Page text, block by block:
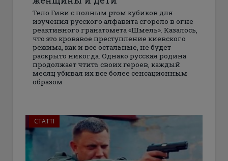
Тело Гиви с полным ртом кубиков для
изучения русского алфавита сгорело в огне
реактивного гранатомета «Шмель». Казалось,
что это кровавое преступление киевского
режима, как и все остальные, не будет
раскрыто никогда. Однако русская родина
продолжает чтить своих героев, каждый
месяц убивая их все более сенсационным
образом
СТАТТІ